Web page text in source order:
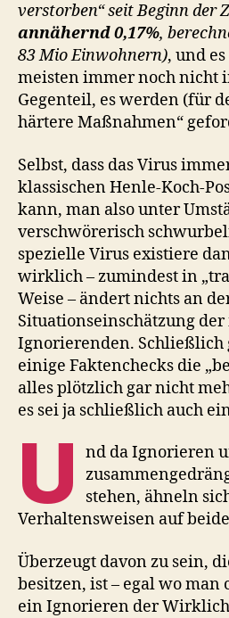
verstorben“ seit Beginn der
annähernd 0,17%,
83 Mio Einwohnern), und
meisten immer noch nicht
Gegenteil, es werden (für
härtere Maßnahmen“
Selbst, dass das Virus
klassischen Henle-Koch-
kann, man also unter
verschwörerisch
spezielle Virus existiere
wirklich – zumindest in
Weise – ändert nichts an
Situationseinschätzung
Ignorierenden. Schließlich
einige Faktenchecks die
alles plötzlich gar nicht
es sei ja schließlich auch
U
nd da Ignorieren
stehen, ähneln
Verhaltensweisen auf
Überzeugt davon zu sein,
besitzen, ist – egal wo man
ein Ignorieren der